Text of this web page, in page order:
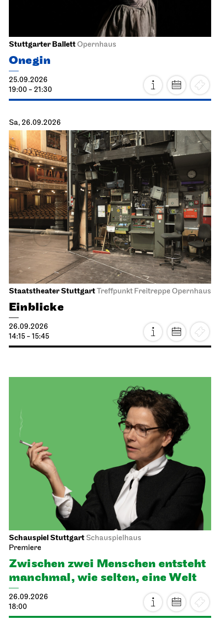
Stuttgarter BallettOpernhaus
Onegin
25.09.2026
19:00 - 21:30
Sa, 26.09.2026
Staatstheater StuttgartTreffpunkt Freitreppe Opernhaus
Einblicke
26.09.2026
14:15 - 15:45
Schauspiel Stuttgart Schauspielhaus
Premiere
Zwischen zwei Menschen ent­steht
manch­mal, wie selten, eine Welt
26.09.2026
18:00